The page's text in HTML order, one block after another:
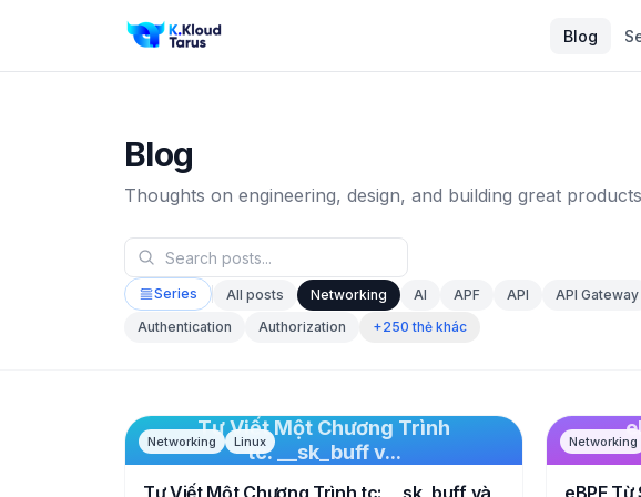
Blog
Blog
Thoughts on engineering, design, and building great
Series All posts Networking AI APF API API Gateway
Authentication
Authorization +250 thẻ khác
Tự Viết Một Chương Trình
tc: __sk_buff v...
Networking Linux
Tự Viết Một Chương Trình tc: __sk_buff và
Networking
eBPF